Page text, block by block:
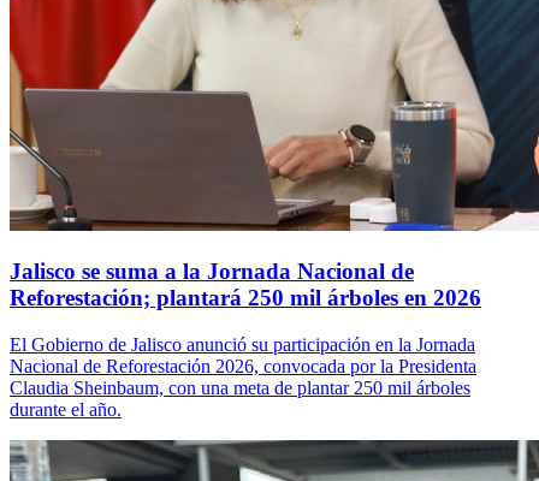
Jalisco se suma a la Jornada Nacional de
Reforestación; plantará 250 mil árboles en 2026
El Gobierno de Jalisco anunció su participación en la Jornada
Nacional de Reforestación 2026, convocada por la Presidenta
Claudia Sheinbaum, con una meta de plantar 250 mil árboles
durante el año.